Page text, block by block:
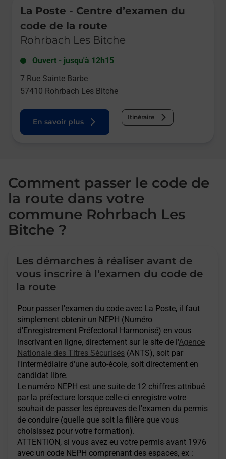
La Poste - Centre d’examen du
code de la route
Rohrbach Les Bitche
Ouvert - jusqu'à 12h15
7 Rue Sainte Barbe
57410 Rohrbach Les Bitche
En savoir plus
Itinéraire
Comment passer le code de
la route dans votre
commune Rohrbach Les
Bitche ?
Les démarches à réaliser avant de
vous inscrire à l'examen du code de
la route
Pour passer l'examen du code avec La Poste, il faut
simplement obtenir un NEPH (Numéro
d'Enregistrement Préfectoral Harmonisé) en vous
inscrivant en ligne, directement sur le site de l'Agence
Nationale des Titres Sécurisés (ANTS), soit par
l'intermédiaire d'une auto-école, soit directement en
candidat libre.
Le numéro NEPH est une suite de 12 chiffres attribué
par la préfecture lorsque celle-ci enregistre votre
souhait de passer les épreuves de l'examen du permis
de conduire (quelle que soit la filière que vous
choisissez pour votre formation).
ATTENTION, si vous avez eu votre permis avant 1976
avec un code NEPH comprenant des espaces, ex :